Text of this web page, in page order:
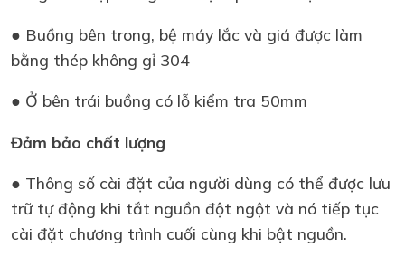
● Buồng bên trong, bệ máy lắc và giá được làm
bằng thép không gỉ 304
● Ở bên trái buồng có lỗ kiểm tra 50mm
Đảm bảo chất lượng
● Thông số cài đặt của người dùng có thể được lưu
trữ tự động khi tắt nguồn đột ngột và nó tiếp tục
cài đặt chương trình cuối cùng khi bật nguồn.